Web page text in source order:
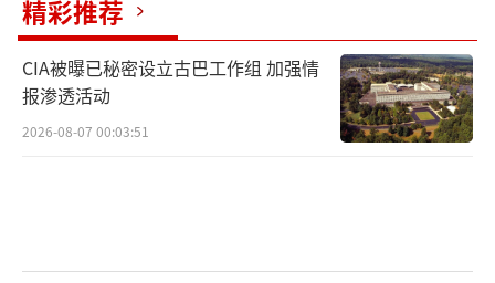
精彩推荐
CIA被曝已秘密设立古巴工作组 加强情
报渗透活动
2026-08-07 00:03:51